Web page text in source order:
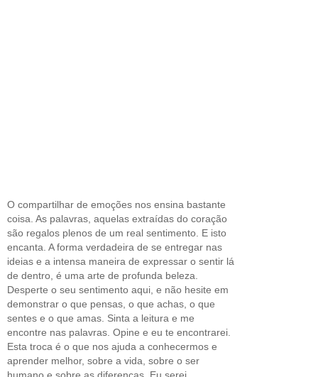
O compartilhar de emoções nos ensina bastante
coisa. As palavras, aquelas extraídas do coração
são regalos plenos de um real sentimento. E isto
encanta. A forma verdadeira de se entregar nas
ideias e a intensa maneira de expressar o sentir lá
de dentro, é uma arte de profunda beleza.
Desperte o seu sentimento aqui, e não hesite em
demonstrar o que pensas, o que achas, o que
sentes e o que amas. Sinta a leitura e me
encontre nas palavras. Opine e eu te encontrarei.
Esta troca é o que nos ajuda a conhecermos e
aprender melhor, sobre a vida, sobre o ser